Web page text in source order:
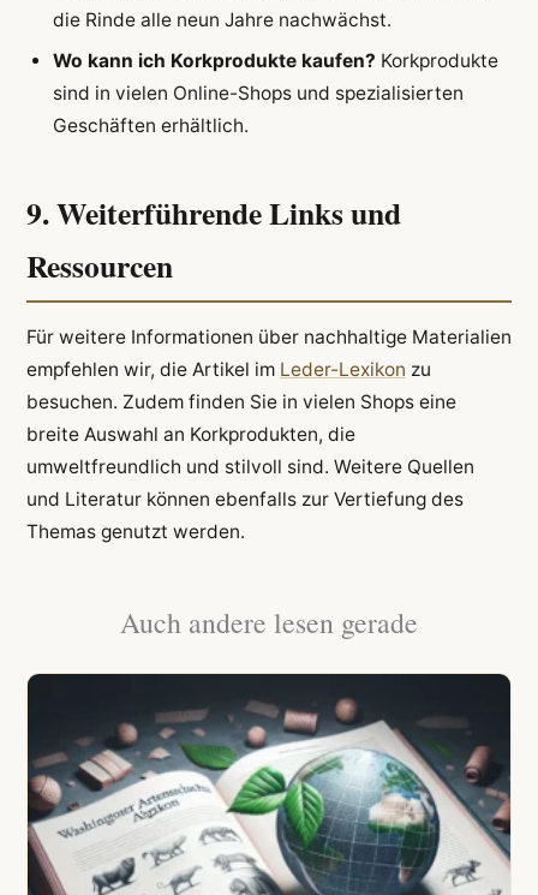
die Rinde alle neun Jahre nachwächst.
Wo kann ich Korkprodukte kaufen? Korkprodukte
sind in vielen Online-Shops und spezialisierten
Geschäften erhältlich.
9. Weiterführende Links und
Ressourcen
Für weitere Informationen über nachhaltige Materialien
empfehlen wir, die Artikel im Leder-Lexikon zu
besuchen. Zudem finden Sie in vielen Shops eine
breite Auswahl an Korkprodukten, die
umweltfreundlich und stilvoll sind. Weitere Quellen
und Literatur können ebenfalls zur Vertiefung des
Themas genutzt werden.
Auch andere lesen gerade